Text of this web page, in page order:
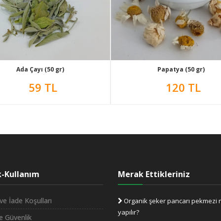
Ada Çayı (50 gr)
59 TL
Papatya (50 gr)
120 TL
Kullanım
İade Koşulları
Güvenlik
Merak Ettikleriniz
Organik şeker pancarı pekmezi
yapılır?